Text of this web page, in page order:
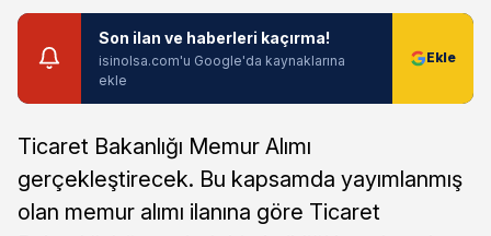
Son ilan ve haberleri kaçırma!
isinolsa.com'u Google'da kaynaklarına
ekle
Ticaret Bakanlığı Memur Alımı
gerçekleştirecek. Bu kapsamda yayımlanmış
olan memur alımı ilanına göre Ticaret